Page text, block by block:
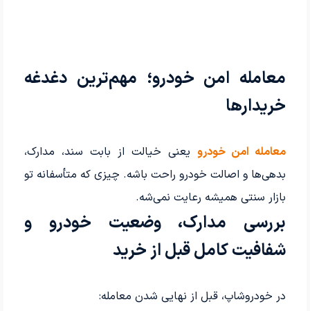
معامله امن خودرو؛ مهم‌ترین دغدغه
خریدارها
معامله امن خودرو یعنی خیالت از بابت سند، مدارک،
بدهی‌ها و اصالت خودرو راحت باشه. چیزی که متأسفانه تو
بازار سنتی همیشه رعایت نمی‌شه.
بررسی مدارک، وضعیت خودرو و
شفافیت کامل قبل از خرید
در خودروشاپ، قبل از نهایی شدن معامله: